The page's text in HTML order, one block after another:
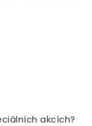
akcích?